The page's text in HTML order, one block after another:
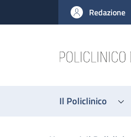
al contenuto principale
to footer content
Redazione
Il Policlinico